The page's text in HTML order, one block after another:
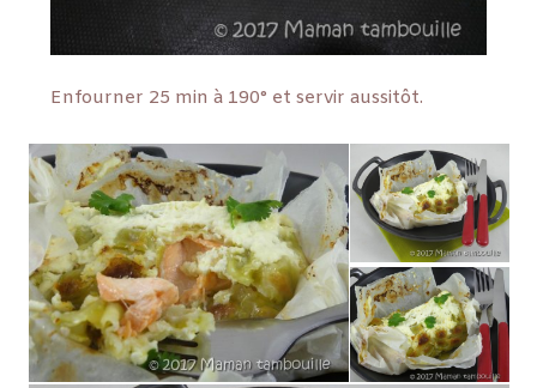
Enfourner 25 min à 190° et servir aussitôt.